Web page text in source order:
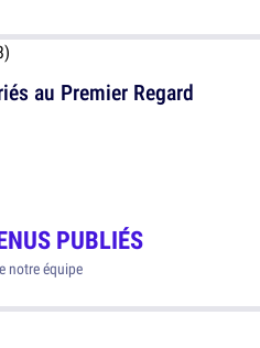
au Premier Regard
PUBLIÉS
notre équipe